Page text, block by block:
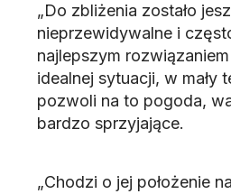
„Do zbliżenia zostało
nieprzewidywalne i
najlepszym
idealnej sytuacji, w mały
pozwoli na to pogoda,
bardzo sprzyjające.
„Chodzi o jej położenie